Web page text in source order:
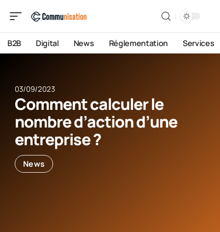
B2B Digital News Réglementation Services
03/09/2023
Comment calculer le
nombre d’action d’une
entreprise ?
News